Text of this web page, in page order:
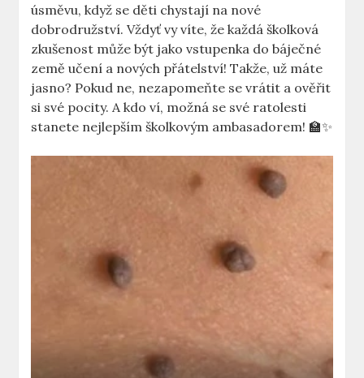
úsměvu, když se děti chystají na nové
‍dobrodružství. Vždyť vy víte,‍ že každá školková
zkušenost ​může být​ jako vstupenka ⁤do báječné
země učení a nových přátelství!⁣ Takže, ​už ⁤máte
jasno? Pokud ne, nezapomeňte se vrátit a ověřit
si své pocity.⁢ A kdo ví,⁤ možná se své ratolesti
stanete nejlepším​ školkovým ambasadorem! 🏫✨